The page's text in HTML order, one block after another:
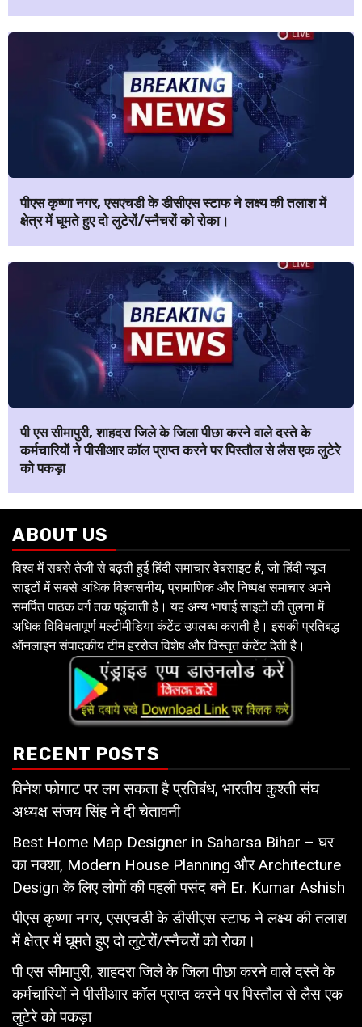
पीएस कृष्णा नगर, एसएचडी के डीसीएस स्टाफ ने लक्ष्य की तलाश में
क्षेत्र में घूमते हुए दो लुटेरों/स्नैचरों को रोका।
पी एस सीमापुरी, शाहदरा जिले के जिला पीछा करने वाले दस्ते के
कर्मचारियों ने पीसीआर कॉल प्राप्त करने पर पिस्तौल से लैस एक लुटेरे
को पकड़ा
ABOUT US
विश्व में सबसे तेजी से बढ़ती हुई हिंदी समाचार वेबसाइट है, जो हिंदी न्यूज
साइटों में सबसे अधिक विश्वसनीय, प्रामाणिक और निष्पक्ष समाचार अपने
समर्पित पाठक वर्ग तक पहुंचाती है। यह अन्य भाषाई साइटों की तुलना में
अधिक विविधतापूर्ण मल्टीमीडिया कंटेंट उपलब्ध कराती है। इसकी प्रतिबद्ध
ऑनलाइन संपादकीय टीम हररोज विशेष और विस्तृत कंटेंट देती है।
RECENT POSTS
विनेश फोगाट पर लग सकता है प्रतिबंध, भारतीय कुश्ती संघ
अध्यक्ष संजय सिंह ने दी चेतावनी
Best Home Map Designer in Saharsa Bihar – घर
का नक्शा, Modern House Planning और Architecture
Design के लिए लोगों की पहली पसंद बने Er. Kumar Ashish
पीएस कृष्णा नगर, एसएचडी के डीसीएस स्टाफ ने लक्ष्य की तलाश
में क्षेत्र में घूमते हुए दो लुटेरों/स्नैचरों को रोका।
पी एस सीमापुरी, शाहदरा जिले के जिला पीछा करने वाले दस्ते के
कर्मचारियों ने पीसीआर कॉल प्राप्त करने पर पिस्तौल से लैस एक
लुटेरे को पकड़ा